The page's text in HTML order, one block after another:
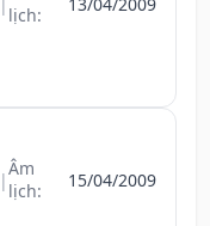
lịch:
|Âm
lịch:
15/04/2009